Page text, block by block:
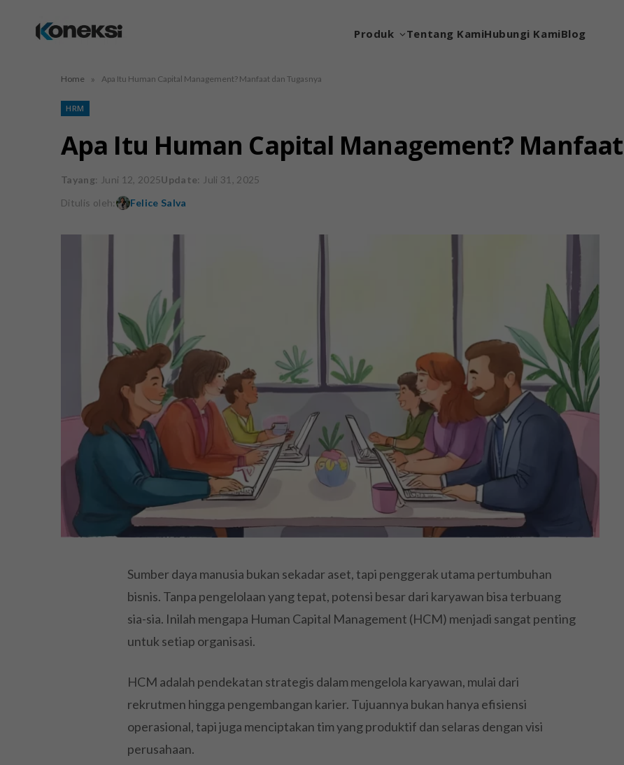
Produk Tentang KamiHubungi KamiBlog
Home » Apa Itu Human Capital Management? Manfaat dan Tugasnya
HRM
Apa Itu Human Capital Management?
Tayang: Juni 12, 2025Update: Juli 31, 2025
Ditulis oleh:
Felice Salva
Sumber daya manusia bukan sekadar aset, tapi penggerak utama pertumbuhan
bisnis. Tanpa pengelolaan yang tepat, potensi besar dari karyawan bisa terbuang
sia-sia. Inilah mengapa Human Capital Management (HCM) menjadi sangat penting
untuk setiap organisasi.
HCM adalah pendekatan strategis dalam mengelola karyawan, mulai dari
rekrutmen hingga pengembangan karier. Tujuannya bukan hanya efisiensi
operasional, tapi juga menciptakan tim yang produktif dan selaras dengan visi
perusahaan.